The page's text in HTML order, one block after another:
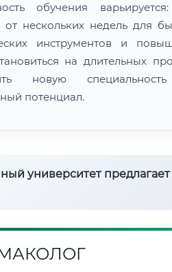
обучения
от нескольких недель для
инструментов и
на длительных
новую
потенциал.
университет